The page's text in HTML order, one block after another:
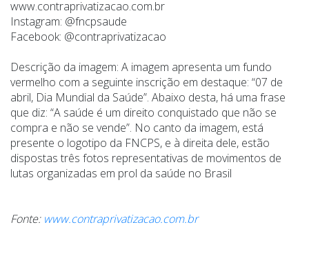
www.contraprivatizacao.com.br
Instagram: @fncpsaude
Facebook: @contraprivatizacao
Descrição da imagem: A imagem apresenta um fundo
vermelho com a seguinte inscrição em destaque: “07 de
abril, Dia Mundial da Saúde”. Abaixo desta, há uma frase
que diz: “A saúde é um direito conquistado que não se
compra e não se vende”. No canto da imagem, está
presente o logotipo da FNCPS, e à direita dele, estão
dispostas três fotos representativas de movimentos de
lutas organizadas em prol da saúde no Brasil
Fonte: www.contraprivatizacao.com.br